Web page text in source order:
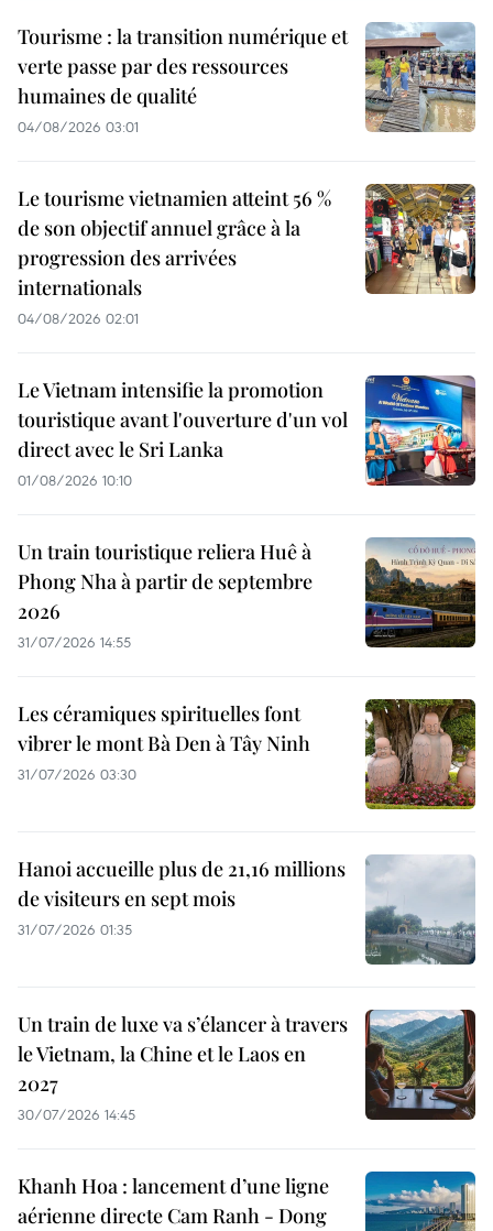
Tourisme : la transition numérique et
verte passe par des ressources
humaines de qualité
04/08/2026 03:01
Le tourisme vietnamien atteint 56 %
de son objectif annuel grâce à la
progression des arrivées
internationals
04/08/2026 02:01
Le Vietnam intensifie la promotion
touristique avant l'ouverture d'un vol
direct avec le Sri Lanka
01/08/2026 10:10
Un train touristique reliera Huê à
Phong Nha à partir de septembre
2026
31/07/2026 14:55
Les céramiques spirituelles font
vibrer le mont Bà Den à Tây Ninh
31/07/2026 03:30
Hanoi accueille plus de 21,16 millions
de visiteurs en sept mois ​
31/07/2026 01:35
Un train de luxe va s’élancer à travers
le Vietnam, la Chine et le Laos en
2027
30/07/2026 14:45
Khanh Hoa : lancement d’une ligne
aérienne directe Cam Ranh - Dong